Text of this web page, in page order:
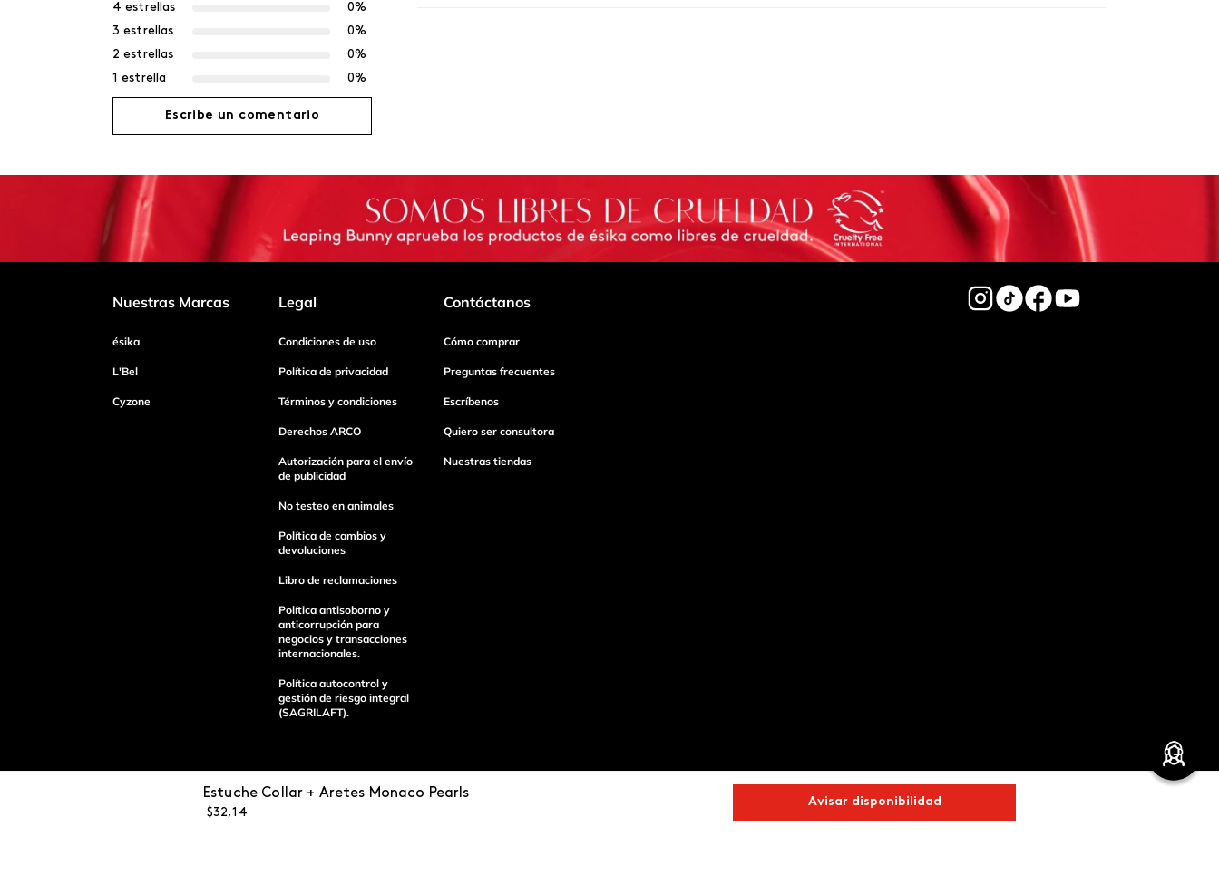
Estuche Collar + Aretes Monaco Pearls
$32,14
Avisar disponibilidad
4 estrellas
0%
3 estrellas
0%
2 estrellas
0%
1 estrella
0%
Escribe un comentario
Agregar comentario
Título
Tu nombre
Enviar Comentario
Nuestras Marcas
ésika
L'Bel
Cyzone
Legal
Condiciones de uso
Política de privacidad
Términos y condiciones
Derechos ARCO
Autorización para el envío
de publicidad
No testeo en animales
Política de cambios y
devoluciones
Libro de reclamaciones
Política antisoborno y
anticorrupción para
negocios y transacciones
internacionales.
Política autocontrol y
gestión de riesgo integral
(SAGRILAFT).
Contáctanos
Cómo comprar
Preguntas frecuentes
Escríbenos
Quiero ser consultora
Nuestras tiendas
Pagos 100%